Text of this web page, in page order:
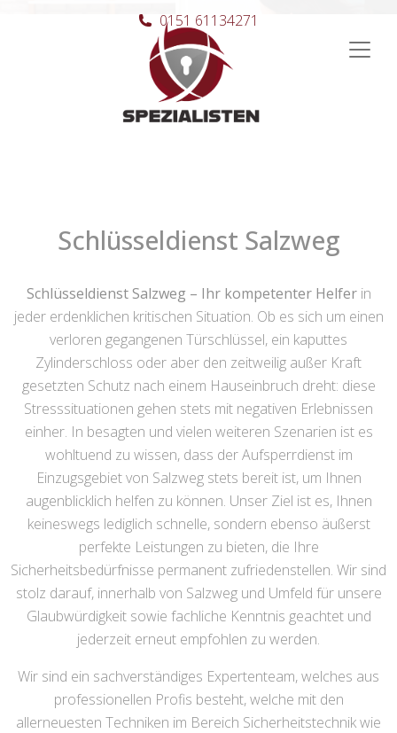
Hauptnavigation
0151 61134271
Schlüsseldienst Salzweg
Schlüsseldienst Salzweg – Ihr kompetenter Helferin
jeder erdenklichen kritischen Situation. Ob es sich um einen
verloren gegangenen Türschlüssel, ein kaputtes
Zylinderschloss oder aber den zeitweilig außer Kraft
gesetzten Schutz nach einem Hauseinbruch dreht: diese
Stresssituationen gehen stets mit negativen Erlebnissen
einher. In besagten und vielen weiteren Szenarien ist es
wohltuend zu wissen, dass der Aufsperrdienst im
Einzugsgebiet von Salzweg stets bereit ist, um Ihnen
augenblicklich helfen zu können. Unser Ziel ist es, Ihnen
keineswegs lediglich schnelle, sondern ebenso äußerst
perfekte Leistungen zu bieten, die Ihre
Sicherheitsbedürfnisse permanent zufriedenstellen. Wir sind
stolz darauf, innerhalb von Salzweg und Umfeld für unsere
Glaubwürdigkeit sowie fachliche Kenntnis geachtet und
jederzeit erneut empfohlen zu werden.
Wir sind ein sachverständiges Expertenteam, welches aus
professionellen Profis besteht, welche mit den
allerneuesten Techniken im Bereich Sicherheitstechnik wie